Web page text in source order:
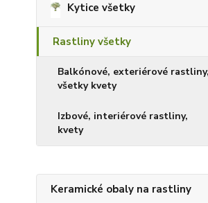
Kytice všetky
Rastliny všetky
Balkónové, exteriérové rastliny,
všetky kvety
Izbové, interiérové rastliny,
kvety
Keramické obaly na rastliny